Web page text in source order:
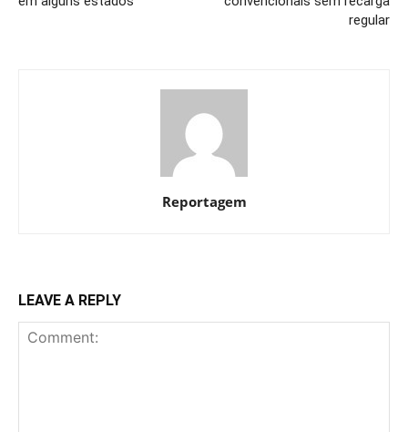
regular
Reportagem
LEAVE A REPLY